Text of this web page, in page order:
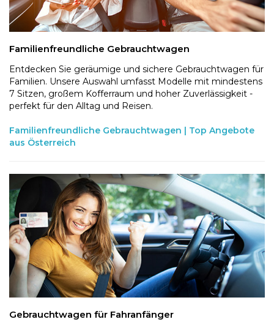
Familienfreundliche Gebrauchtwagen
Entdecken Sie geräumige und sichere Gebrauchtwagen für
Familien. Unsere Auswahl umfasst Modelle mit mindestens
7 Sitzen, großem Kofferraum und hoher Zuverlässigkeit -
perfekt für den Alltag und Reisen.
Familienfreundliche Gebrauchtwagen | Top Angebote
aus Österreich
Gebrauchtwagen für Fahranfänger